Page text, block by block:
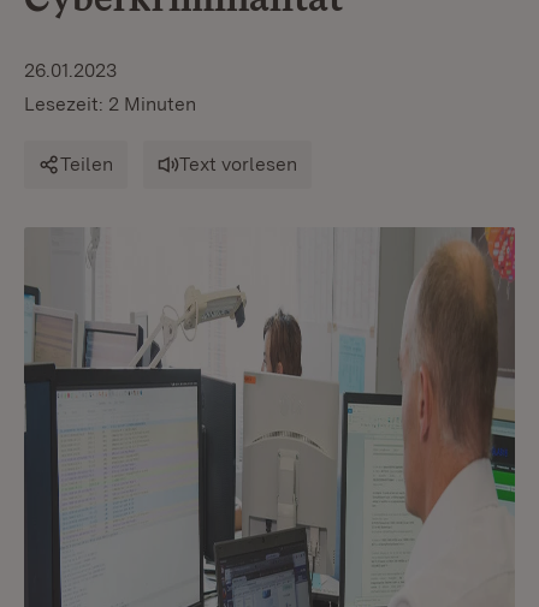
26.01.2023
Lesezeit: 2 Minuten
Teilen Text vorlesen